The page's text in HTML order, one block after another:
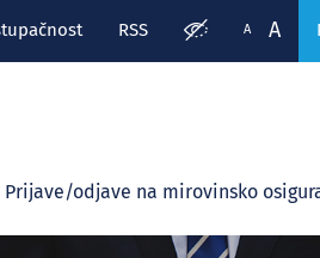
RSS A A
Prijave/odjave na mirovinsko